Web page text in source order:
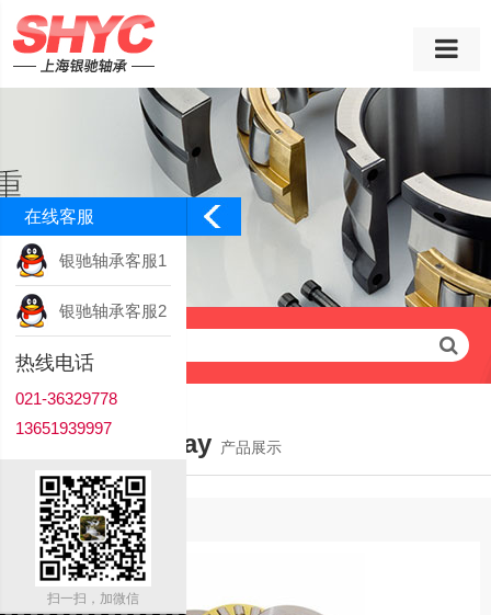
Product Display 产品展示
在线客服
银驰轴承客服1
银驰轴承客服2
热线电话
021-36329778
13651939997
扫一扫，加微信